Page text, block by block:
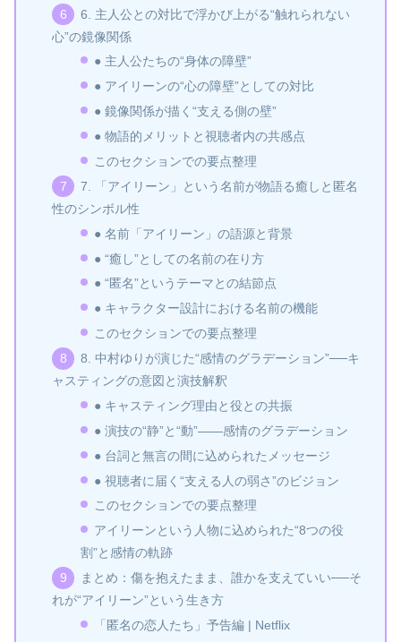
6. 主人公との対比で浮かび上がる“触れられない
心”の鏡像関係
● 主人公たちの“身体の障壁”
● アイリーンの“心の障壁”としての対比
● 鏡像関係が描く“支える側の壁”
● 物語的メリットと視聴者内の共感点
このセクションでの要点整理
7. 「アイリーン」という名前が物語る癒しと匿名
性のシンボル性
● 名前「アイリーン」の語源と背景
● “癒し”としての名前の在り方
● “匿名”というテーマとの結節点
● キャラクター設計における名前の機能
このセクションでの要点整理
8. 中村ゆりが演じた“感情のグラデーション”──キ
ャスティングの意図と演技解釈
● キャスティング理由と役との共振
● 演技の“静”と“動”——感情のグラデーション
● 台詞と無言の間に込められたメッセージ
● 視聴者に届く“支える人の弱さ”のビジョン
このセクションでの要点整理
アイリーンという人物に込められた“8つの役
割”と感情の軌跡
まとめ：傷を抱えたまま、誰かを支えていい──そ
れが“アイリーン”という生き方
「匿名の恋人たち」予告編 | Netflix